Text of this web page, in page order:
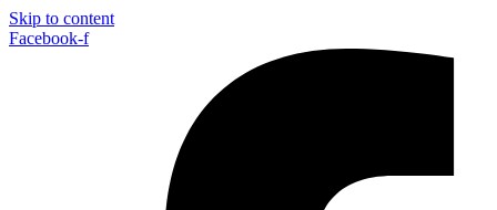
Skip to content
Facebook-f